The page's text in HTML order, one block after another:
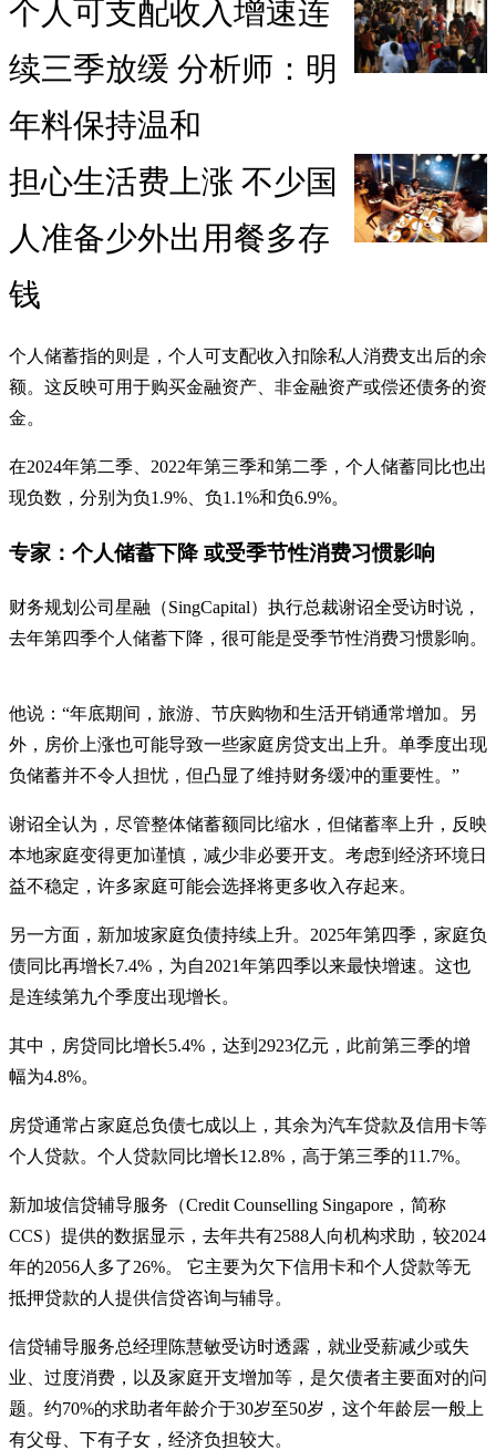
个人可支配收入增速连
续三季放缓 分析师：明
年料保持温和
担心生活费上涨 不少国
人准备少外出用餐多存
钱
个人储蓄指的则是，个人可支配收入扣除私人消费支出后的余
额。这反映可用于购买金融资产、非金融资产或偿还债务的资
金。
在2024年第二季、2022年第三季和第二季，个人储蓄同比也出
现负数，分别为负1.9%、负1.1%和负6.9%。
专家：个人储蓄下降 或受季节性消费习惯影响
财务规划公司星融（SingCapital）执行总裁谢诏全受访时说，
去年第四季个人储蓄下降，很可能是受季节性消费习惯影响。
他说：“年底期间，旅游、节庆购物和生活开销通常增加。另
外，房价上涨也可能导致一些家庭房贷支出上升。单季度出现
负储蓄并不令人担忧，但凸显了维持财务缓冲的重要性。”
谢诏全认为，尽管整体储蓄额同比缩水，但储蓄率上升，反映
本地家庭变得更加谨慎，减少非必要开支。考虑到经济环境日
益不稳定，许多家庭可能会选择将更多收入存起来。
另一方面，新加坡家庭负债持续上升。2025年第四季，家庭负
债同比再增长7.4%，为自2021年第四季以来最快增速。这也
是连续第九个季度出现增长。
其中，房贷同比增长5.4%，达到2923亿元，此前第三季的增
幅为4.8%。
房贷通常占家庭总负债七成以上，其余为汽车贷款及信用卡等
个人贷款。个人贷款同比增长12.8%，高于第三季的11.7%。
新加坡信贷辅导服务（Credit Counselling Singapore，简称
CCS）提供的数据显示，去年共有2588人向机构求助，较2024
年的2056人多了26%。 它主要为欠下信用卡和个人贷款等无
抵押贷款的人提供信贷咨询与辅导。
信贷辅导服务总经理陈慧敏受访时透露，就业受薪减少或失
业、过度消费，以及家庭开支增加等，是欠债者主要面对的问
题。约70%的求助者年龄介于30岁至50岁，这个年龄层一般上
有父母、下有子女，经济负担较大。